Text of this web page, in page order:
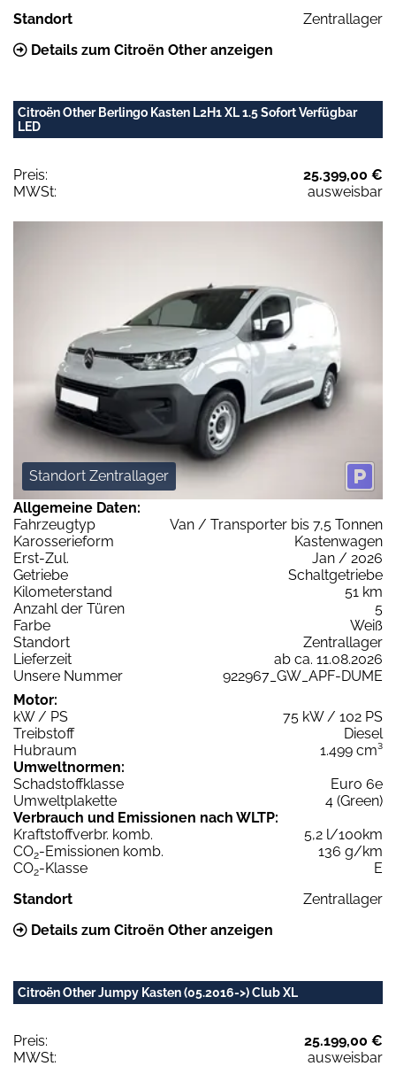
Standort
Zentrallager
Details zum Citroën Other anzeigen
Citroën Other Berlingo Kasten L2H1 XL 1.5 Sofort Verfügbar
LED
Preis:
25.399,00 €
MWSt:
ausweisbar
Standort Zentrallager
Allgemeine Daten:
Fahrzeugtyp
Van / Transporter bis 7,5 Tonnen
Karosserieform
Kastenwagen
Erst-Zul.
Jan / 2026
Getriebe
Schaltgetriebe
Kilometerstand
51 km
Anzahl der Türen
5
Farbe
Weiß
Standort
Zentrallager
Lieferzeit
ab ca. 11.08.2026
Unsere Nummer
922967_GW_APF-DUME
Motor:
kW / PS
75 kW / 102 PS
Treibstoff
Diesel
Hubraum
1.499 cm³
Umweltnormen:
Schadstoffklasse
Euro 6e
Umweltplakette
4 (Green)
Verbrauch und Emissionen nach WLTP:
Kraftstoffverbr. komb.
5,2 l/100km
CO2-Emissionen komb.
136 g/km
CO2-Klasse
E
Standort
Zentrallager
Details zum Citroën Other anzeigen
Citroën Other Jumpy Kasten (05.2016->) Club XL
Preis:
25.199,00 €
MWSt:
ausweisbar